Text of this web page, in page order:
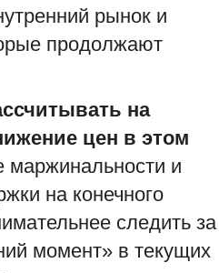
рынок и
продолжают
на
цен в этом
маржинальности и
на конечного
следить за
момент» в текущих